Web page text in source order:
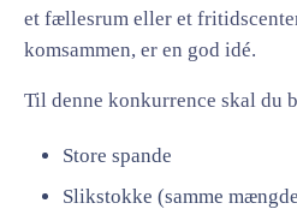
et fællesrum eller et
komsammen, er en god idé.
Til denne konkurrence skal du
Store spande
Slikstokke (samme